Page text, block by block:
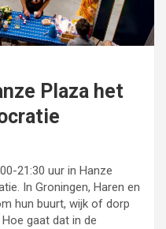
Plaza het
21:30 uur in Hanze
In Groningen, Haren en
hun buurt, wijk of dorp
gaat dat in de